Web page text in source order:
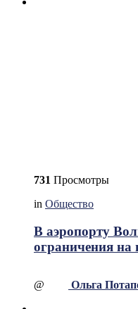
731 Просмотры
in Общество
В аэропорту
ограничения на
@ Ольга